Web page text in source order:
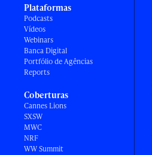
Plataformas
Podcasts
Vídeos
Webinars
Banca Digital
Portfólio de Agências
Reports
Coberturas
Cannes Lions
SXSW
MWC
NRF
WW Summit